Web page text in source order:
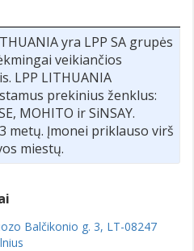
yra LPP SA grupės
veikiančios
LPP LITHUANIA
prekinius ženklus:
MOHITO ir SiNSAY.
metų. Įmonei priklauso virš
miestų.
Balčikonio g. 3, LT-08247